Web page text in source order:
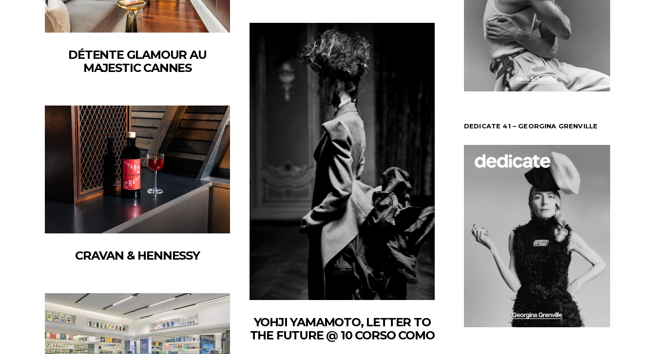
DÉTENTE GLAMOUR AU
MAJESTIC CANNES
CRAVAN & HENNESSY
YOHJI YAMAMOTO, LETTER TO
THE FUTURE @ 10 CORSO COMO
DEDICATE 41 – GEORGINA GRENVILLE